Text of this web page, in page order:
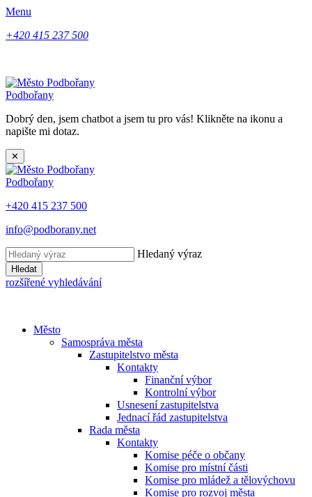
Menu
+420 415 237 500
Podbořany
Dobrý den, jsem chatbot a jsem tu pro vás! Klikněte na ikonu a
napište mi dotaz.
✕
Podbořany
+420 415 237 500
info@podborany.net
Hledaný výraz
Hledat
rozšířené vyhledávání
Město
Samospráva města
Zastupitelstvo města
Kontakty
Finanční výbor
Kontrolní výbor
Usnesení zastupitelstva
Jednací řád zastupitelstva
Rada města
Kontakty
Komise péče o občany
Komise pro místní části
Komise pro mládež a tělovýchovu
Komise pro rozvoj města